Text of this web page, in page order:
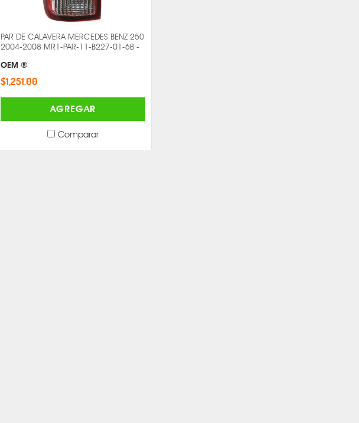
PAR DE CALAVERA MERCEDES BENZ 250
2004-2008 MR1-PAR-11-B227-01-6B -
OEM ®
$1,251.00
AGREGAR
Comparar